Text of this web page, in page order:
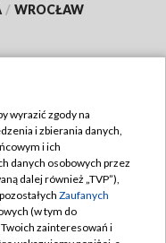
/ WROCŁAW
wyrazić zgody na
i zbierania danych,
i ich
danych osobowych przez
dalej również „TVP”),
Zaufanych
(w tym do
zainteresowań i